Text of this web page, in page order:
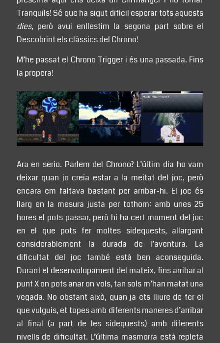
Tranquils! Sé que ha sigut difícil esperar tots aquests
dies, però avui enllestim la segona part sobre el
Descobrint els clàssics del Chrono!
M’he passat el Chrono Trigger i és una passada. Fins
la propera!
Ara en serio. Parlem del Chrono? L’últim dia ho vam
deixar quan jo creia estar a la meitat del joc, però
encara em faltava bastant per arribar-hi. El joc és
llarg en la mesura justa per tothom: amb unes 25
hores el pots passar, però hi ha cert moment del joc
en el que pots fer moltes sidequests, allargant
considerablement la durada de l’aventura. La
dificultat del joc també està ben aconseguida.
Durant el desenvolupament del mateix, fins arribar al
punt X on pots anar on vols, tan sols m’han matat una
vegada. No obstant això, quan ja ets lliure de fer el
que vulguis, et topes amb diferents maneres d’arribar
al final (a part de les sidequests) amb diferents
nivells de dificultat. L’última masmorra està repleta